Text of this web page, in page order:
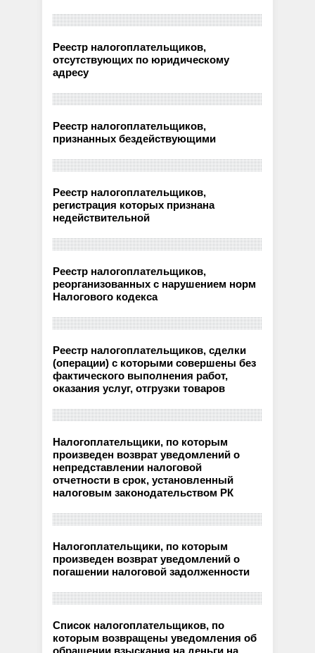
Реестр налогоплательщиков,
отсутствующих по юридическому
адресу
Реестр налогоплательщиков,
признанных бездействующими
Реестр налогоплательщиков,
регистрация которых признана
недействительной
Реестр налогоплательщиков,
реорганизованных с нарушением норм
Налогового кодекса
Реестр налогоплательщиков, сделки
(операции) с которыми совершены без
фактического выполнения работ,
оказания услуг, отгрузки товаров
Налогоплательщики, по которым
произведен возврат уведомлений о
непредставлении налоговой
отчетности в срок, установленный
налоговым законодательством РК
Налогоплательщики, по которым
произведен возврат уведомлений о
погашении налоговой задолженности
Список налогоплательщиков, по
которым возвращены уведомления об
обращении взыскания на деньги на